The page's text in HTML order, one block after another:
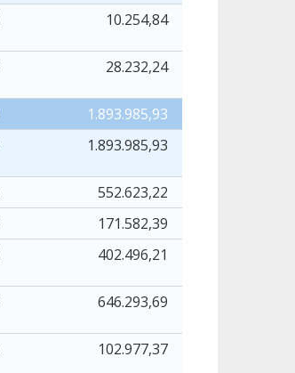
10.254,84
28.232,24
1.893.985,93
1.893.985,93
552.623,22
171.582,39
402.496,21
646.293,69
102.977,37